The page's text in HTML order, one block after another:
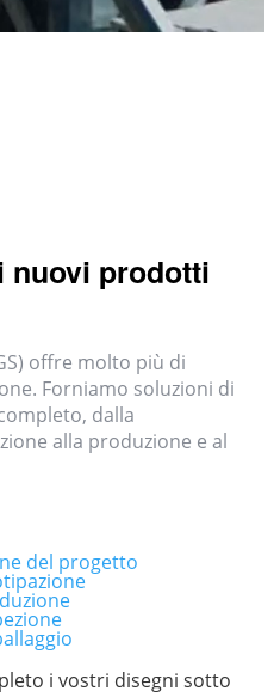
nuovi prodotti
offre molto più di
Forniamo soluzioni di
dalla
alla produzione e al
del progetto
i vostri disegni sotto